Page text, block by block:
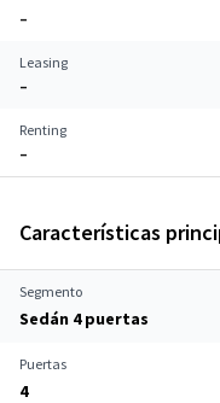
–
Leasing
–
Renting
–
Características
Segmento
Sedán 4 puertas
Puertas
4